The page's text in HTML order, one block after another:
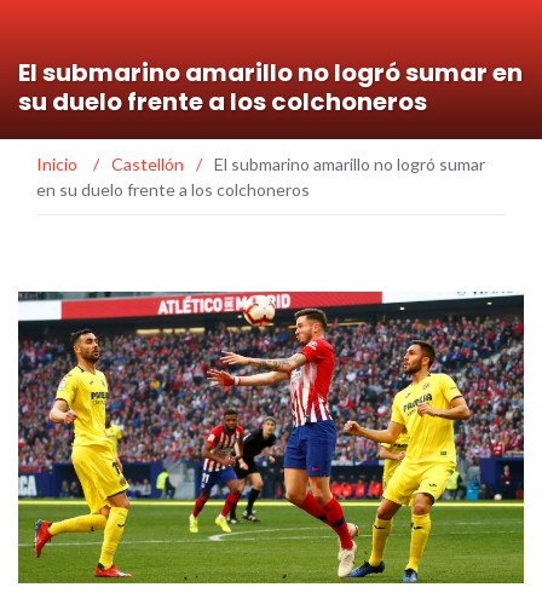
El submarino amarillo no logró sumar en
su duelo frente a los colchoneros
Inicio / Castellón / El submarino amarillo no logró sumar
en su duelo frente a los colchoneros